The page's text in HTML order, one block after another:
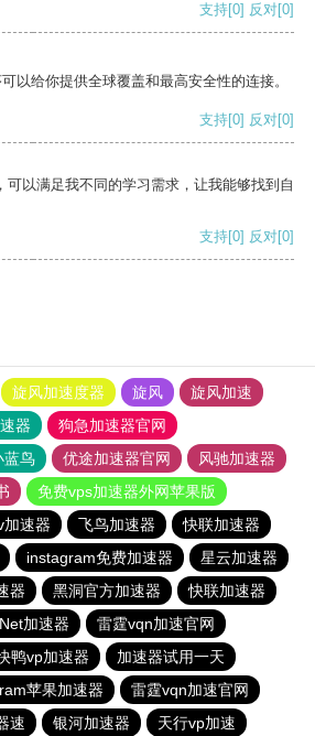
支持[0] 反对[0]
以给你提供全球覆盖和最高安全性的连接。
支持[0] 反对[0]
可以满足我不同的学习需求，让我能够找到自
支持[0] 反对[0]
旋风加速度器 旋风
旋风加速
器
狗急加速器官网
蓝鸟 优途加速器官网
风驰加速器
免费vps加速器外网苹果版
加速器 飞鸟加速器
快联加速器
instagram免费加速器
星云加速器
器 黑洞官方加速器
快联加速器
加速器
雷霆vqn加速官网
鸭vp加速器
加速器试用一天
苹果加速器
雷霆vqn加速官网
速 银河加速器 天行vp加速